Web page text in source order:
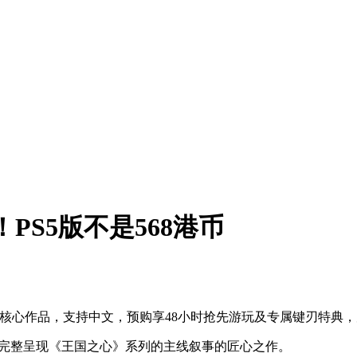
版不是568港币
心作品，支持中文，预购享48小时抢先游玩及专属键刃特典
呈现《王国之心》系列的主线叙事的匠心之作。